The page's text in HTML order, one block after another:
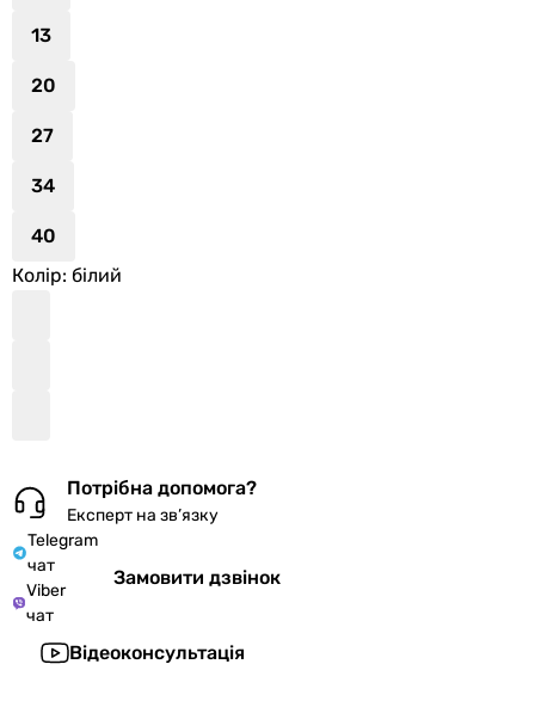
13
20
27
34
40
Колір: білий
Потрібна допомога?
Експерт на зв’язку
Telegram
чат
Viber
чат
Замовити дзвінок
Відеоконсультація